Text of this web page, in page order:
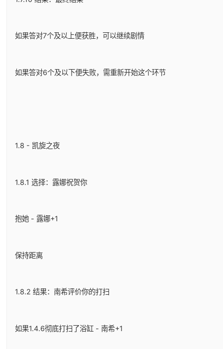
如果答对7个及以上便获胜，可以继续剧情
如果答对6个及以下便失败，需重新开始这个环节
1.8 - 凯旋之夜
1.8.1 选择：露娜祝贺你
抱她 - 露娜+1
保持距离
1.8.2 结果：南希评价你的打扫
如果1.4.6彻底打扫了浴缸 - 南希+1